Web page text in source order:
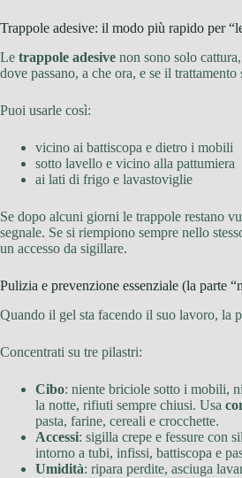
Trappole adesive: il modo più rapido per
Le trappole adesive non sono solo
dove passano, a che ora, e se il
Puoi usarle così:
vicino ai battiscopa e dietro i mobili
sotto lavello e vicino alla pattumiera
ai lati di frigo e lavastoviglie
Se dopo alcuni giorni le trappole restano
segnale. Se si riempiono sempre nello
un accesso da sigillare.
Pulizia e prevenzione essenziale (la parte
Quando il gel sta facendo il suo lavoro, la
Concentrati su tre pilastri:
Cibo: niente briciole sotto i mobili,
la notte, rifiuti sempre chiusi. Usa
pasta, farine, cereali e crocchette.
Accessi: sigilla crepe e fessure con
intorno a tubi, infissi, battiscopa e
Umidità: ripara perdite, asciuga